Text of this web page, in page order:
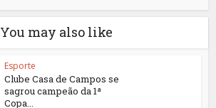
You may also like
Esporte
Clube Casa de Campos se
sagrou campeão da 1ª
Copa...